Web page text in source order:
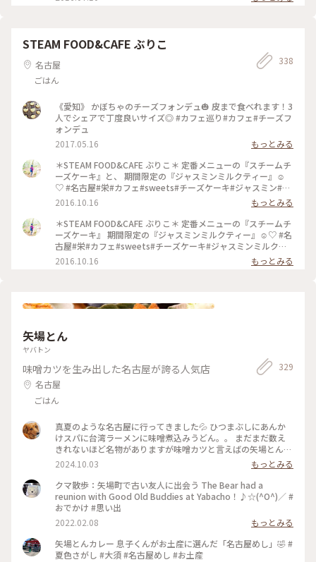
STEAM FOOD&CAFE ぶりこ
名古屋
ごはん
338
《愛知》 かぼちゃのチーズフォンデュ🎃 皮まで食べれます！3
人でシェアで丁度良いサイズ◎ #カフェ巡り#カフェ#チーズフ
ォンデュ
2017.05.16
もっとみる
＊STEAM FOOD&CAFE ぶりこ＊ 定番メニューの『スチームチ
ーズケーキ』と、 期間限定の『ジャスミンミルクティー』☺︎
♡ #名古屋#栄#カフェ#sweets#チーズケーキ#ジャスミン#ミ
ルクティー#おいしい#おしゃれ#お気に入りカフェ
2016.10.16
もっとみる
＊STEAM FOOD&CAFE ぶりこ＊ 定番メニューの『スチームチ
ーズケーキ』 期間限定の『ジャスミンミルクティー』☺︎♡ #名
古屋#栄#カフェ#sweets#チーズケーキ#ジャスミンミルクテ
ィー#おいしい#おしゃれ#お気に入りカフェ
2016.10.16 もっとみる
矢場とん
ヤバトン
味噌カツを生み出した名古屋が誇る人気店
名古屋
ごはん
329
真夏のような名古屋に行ってきました💦 ひつまぶしにあんか
けスパに台湾ラーメンに味噌煮込みうどん。。 まだまだ数え
きれないほど名物がありますが味噌カツと言えばの矢場とん
🐷 初めて伺いました♪ お店の中も豚さん尽くし😆 で、味噌
カツは？？💦 ミックスフライですねぇ🤣 サクサクで熱々で
美味しかったぁ💕 味噌ダレも付いてきましたが私はやっぱり
ソース派です🙏 向かいで友達はとても美味しそうに味噌カツ
頬張ってました🐷 良かった 良かった♪ #名物 #ランチ
2024.10.03
もっとみる
クマ散歩：矢場町で古い友人に出会う The Bear had a
reunion with Good Old Buddies at Yabacho！♪☆(^O^)／ #
おでかけ #思い出
2022.02.08
もっとみる
矢場とんカレー 息子くんがお土産に選んだ「名古屋めし」🤣 #
夏色さがし #大須 #名古屋めし #お土産